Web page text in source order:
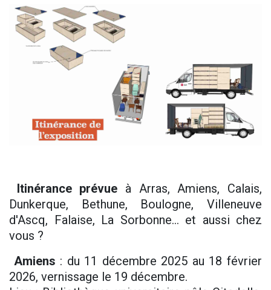
Itinérance prévue à Arras, Amiens, Calais,
Dunkerque, Bethune, Boulogne, Villeneuve
d'Ascq, Falaise, La Sorbonne... et aussi chez
vous ?
Amiens : du 11 décembre 2025 au 18 février
2026, vernissage le 19 décembre.